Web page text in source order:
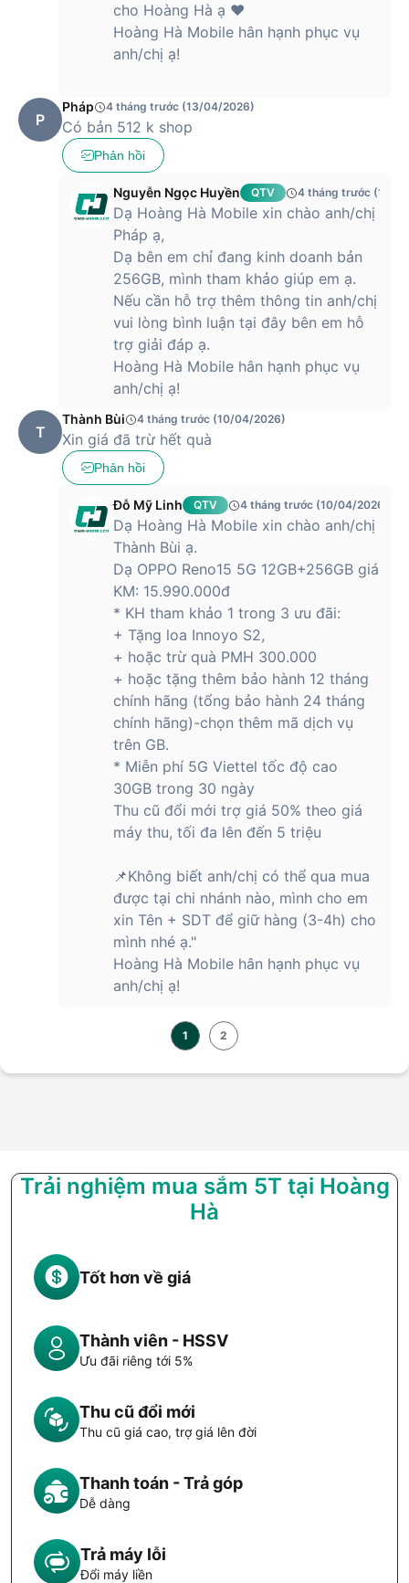
cho Hoàng Hà ạ ❤️
Hoàng Hà Mobile hân hạnh phục vụ
anh/chị ạ!
P
Pháp 4 tháng trước (13/04/2026)
Có bản 512 k shop
Phản hồi
Nguyễn Ngọc Huyền QTV 4 tháng trước (13/
Dạ Hoàng Hà Mobile xin chào anh/chị
Pháp ạ,
Dạ bên em chỉ đang kinh doanh bản
256GB, mình tham khảo giúp em ạ.
Nếu cần hỗ trợ thêm thông tin anh/chị
vui lòng bình luận tại đây bên em hỗ
trợ giải đáp ạ.
Hoàng Hà Mobile hân hạnh phục vụ
anh/chị ạ!
T
Thành Bùi 4 tháng trước (10/04/2026)
Xin giá đã trừ hết quà
Phản hồi
Đỗ Mỹ Linh QTV 4 tháng trước (10/04/2026)
Dạ Hoàng Hà Mobile xin chào anh/chị
Thành Bùi ạ.
Dạ OPPO Reno15 5G 12GB+256GB giá
KM: 15.990.000đ
* KH tham khảo 1 trong 3 ưu đãi:
+ Tặng loa Innoyo S2,
+ hoặc trừ quà PMH 300.000
+ hoặc tặng thêm bảo hành 12 tháng
chính hãng (tổng bảo hành 24 tháng
chính hãng)-chọn thêm mã dịch vụ
trên GB.
* Miễn phí 5G Viettel tốc độ cao
30GB trong 30 ngày
Thu cũ đổi mới trợ giá 50% theo giá
máy thu, tối đa lên đến 5 triệu
📌Không biết anh/chị có thể qua mua
được tại chi nhánh nào, mình cho em
xin Tên + SDT để giữ hàng (3-4h) cho
mình nhé ạ."
Hoàng Hà Mobile hân hạnh phục vụ
anh/chị ạ!
1 2
Trải nghiệm mua sắm 5T tại Hoàng
Hà
Tốt hơn về giá
Thành viên - HSSV
Ưu đãi riêng tới 5%
Thu cũ đổi mới
Thu cũ giá cao, trợ giá lên đời
Thanh toán - Trả góp
Dễ dàng
Trả máy lỗi
Đổi máy liền